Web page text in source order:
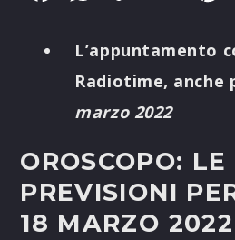
L’appuntamento
Radiotime, anche
marzo 2022
OROSCOPO: LE
PREVISIONI
18 MARZO 2022